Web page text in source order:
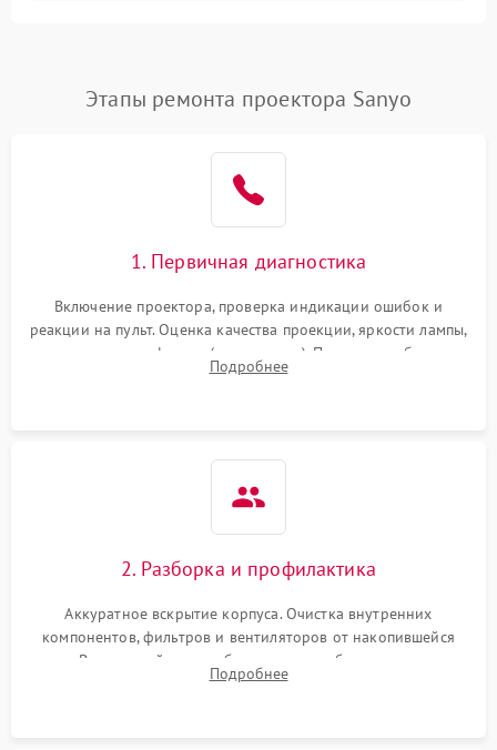
Нестабильная яркость или
контраст
4000 ₽ Подробнее →
Неравномерная подсветка
автоматическая коррекция
трапеции (Keystone)
Проблемы с
масштабированием
Подробнее →
Этапы ремонта проектора Sanyo
1. Первичная диагностика
Включение проектора, проверка индикации ошибок и
реакции на пульт. Оценка качества проекции, яркости лампы,
наличия артефактов (точки, пятна). Проверка работы
системы охлаждения по уровню шума вентиляторов.
Подробнее
2. Разборка и профилактика
Аккуратное вскрытие корпуса. Очистка внутренних
компонентов, фильтров и вентиляторов от накопившейся
пыли. Визуальный осмотр блока питания, балласта лампы и
материнской платы на наличие прогаров или вздутых
Подробнее